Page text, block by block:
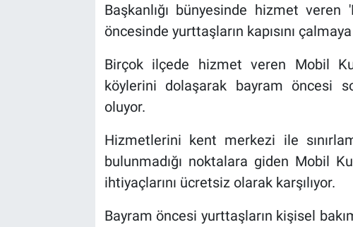
Başkanlığı bünyesinde hizmet
öncesinde yurttaşların kapısını
Birçok ilçede hizmet veren Mobil
köylerini dolaşarak bayram öncesi
oluyor.
Hizmetlerini kent merkezi ile
bulunmadığı noktalara giden Mobil
ihtiyaçlarını ücretsiz olarak karşılıyor.
Bayram öncesi yurttaşların kişisel